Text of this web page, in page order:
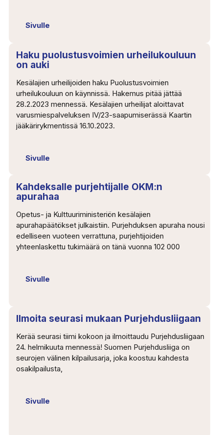
Sivulle
Haku puolustusvoimien urheilukouluun
on auki
Kesälajien urheilijoiden haku Puolustusvoimien
urheilukouluun on käynnissä. Hakemus pitää jättää
28.2.2023 mennessä. Kesälajien urheilijat aloittavat
varusmiespalveluksen IV/23-saapumiserässä Kaartin
jääkärirykmentissä 16.10.2023.
Sivulle
Kahdeksalle purjehtijalle OKM:n
apurahaa
Opetus- ja Kulttuuriministeriön kesälajien
apurahapäätökset julkaistiin. Purjehduksen apuraha nousi
edelliseen vuoteen verrattuna, purjehtijoiden
yhteenlaskettu tukimäärä on tänä vuonna 102 000
Sivulle
Ilmoita seurasi mukaan Purjehdusliigaan
Kerää seurasi tiimi kokoon ja ilmoittaudu Purjehdusliigaan
24. helmikuuta mennessä! Suomen Purjehdusliiga on
seurojen välinen kilpailusarja, joka koostuu kahdesta
osakilpailusta,
Sivulle